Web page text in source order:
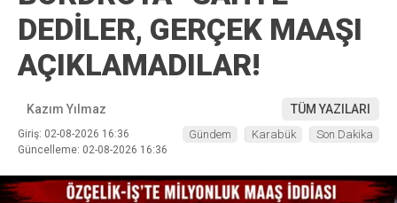
DEDİLER, GERÇEK MAAŞI
AÇIKLAMADILAR!
Kazım Yılmaz TÜM YAZILARI
Giriş: 02-08-2026 16:36
Güncelleme: 02-08-2026 16:36
Gündem Karabük Son Dakika